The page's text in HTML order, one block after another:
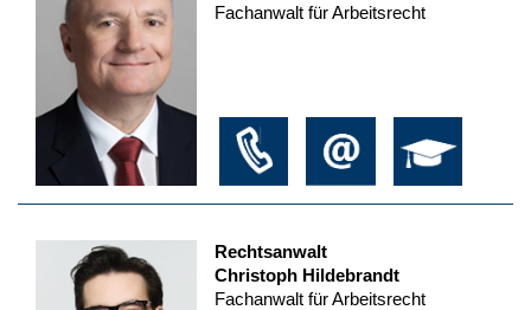
Fachanwalt für Arbeitsrecht
Rechtsanwalt
Christoph Hildebrandt
Fachanwalt für Arbeitsrecht